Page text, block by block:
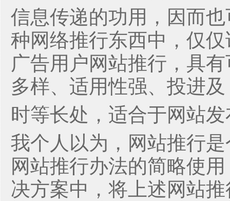
信息传递的功用，因而
种网络推行东西中，仅
广告用户网站推行，具
多样、适用性强、投进及
时等长处，适合于网站
我个人以为，网站推行
网站推行办法的简略使
决方案中，将上述网站